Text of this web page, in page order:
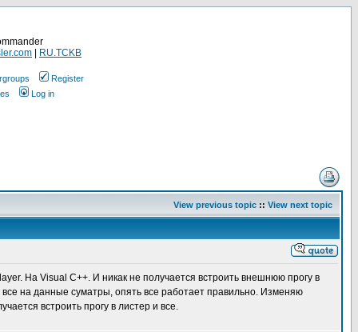
RU.TCKB
Register
Log in
View previous topic :: View next topic
На Visual C++. И никак не получается встроить внешнюю прогу в
на данные суматры, опять все работает правильно. Изменяю
встроить прогу в листер и все.